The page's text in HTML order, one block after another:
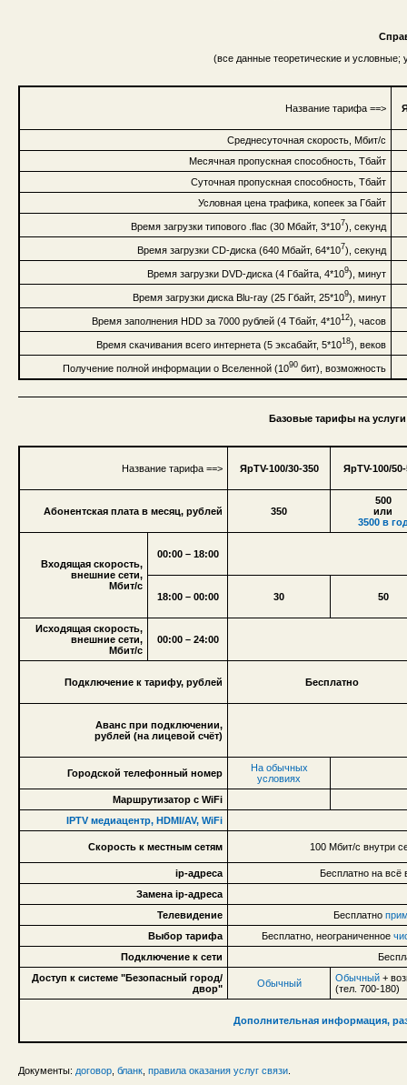
(все данные теоретические и условные;
Название тарифа ==>
Среднесуточная скорость, Мбит/с
Месячная пропускная способность, Тбайт
Суточная пропускная способность, Тбайт
Условная цена трафика, копеек за Гбайт
Время загрузки типового .flac (30 Мбайт, 3*107), секунд
Время загрузки CD-диска (640 Мбайт, 64*107), секунд
Время загрузки DVD-диска (4 Гбайта, 4*109), минут
Время загрузки диска Blu-ray (25 Гбайт, 25*109), минут
Время заполнения HDD за 7000 рублей (4 Тбайт, 4*1012), часов
Время скачивания всего интернета (5 эксабайт, 5*1018), веков
Получение полной информации о Вселенной (1090 бит), возможность
Базовые тарифы на услуги
Название тарифа ==> ЯрTV-100/30-350 ЯрTV-100/
Абонентская плата в месяц, рублей 350
500
или
3500 в
Входящая скорость,
внешние сети,
Мбит/с
00:00 – 18:00
18:00 – 00:00 30 50
Исходящая скорость,
внешние сети,
Мбит/с
00:00 – 24:00
Подключение к тарифу, рублей Бесплатно
Аванс при подключении,
рублей (на лицевой счёт)
Городской телефонный номер
На обычных
условиях
Маршрутизатор с WiFi
IPTV медиацентр, HDMI/AV, WiFi
Скорость к местным сетям 100 Мбит/с внутри
ip-адреса
Бесплатно на всё
Замена ip-адреса
Телевидение
Бесплатно
Выбор тарифа
Бесплатно, неограниченное
Подключение к сети
Доступ к системе "Безопасный город/
двор"
Обычный Обычный +
(тел. 700-180)
Дополнительная информация,
Документы: договор бланк правила оказания услуг связи